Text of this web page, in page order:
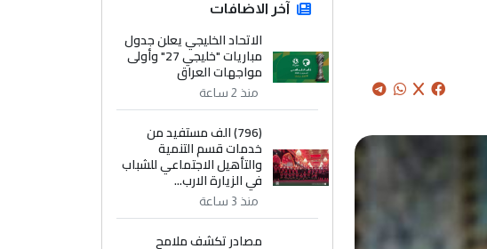
آخر الاضافات
الاتحاد الخليجي يعلن جدول
مباريات "خليجي 27" وأولى
مواجهات العراق
منذ 2 ساعة
(796) الف مستفيد من
خدمات قسم التنمية
والتأهيل الاجتماعي للشباب
في الزيارة الارب...
منذ 3 ساعة
مصادر تكشف ملامح